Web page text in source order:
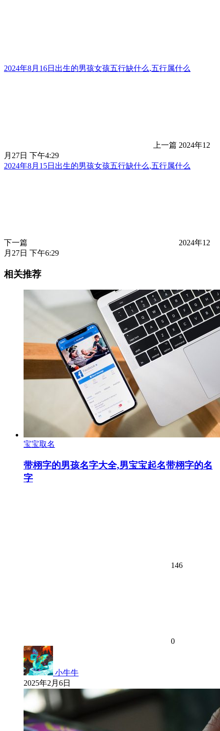
2024年8月16日出生的男孩女孩五行缺什么,五行属什么
上一篇 2024年12
月27日 下午4:29
2024年8月15日出生的男孩女孩五行缺什么,五行属什么
下一篇
2024年12
月27日 下午6:29
相关推荐
宝宝取名
带栩字的男孩名字大全,男宝宝起名带栩字的名
字
146
0
小牛牛
2025年2月6日